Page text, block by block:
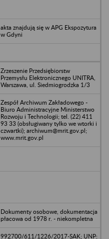
akta znajdują się w APG Ekspozytura
w Gdyni
Zrzeszenie Przedsiębiorstw
Przemysłu Elektronicznego UNITRA,
Warszawa, ul. Siedmiogrodzka 1/3
Zespół Archiwum Zakładowego -
Biuro Administracyjne Ministerstwo
Rozwoju i Technologii; tel. (22) 411
93 33 (obsługiwany tylko we wtorki i
czwartki); archiwum@mrit.gov.pl;
www.mrit.gov.pl
Dokumenty osobowe, dokumentacja
płacowa od 1978 r. - niekompletna
992700/611/1226/2017-SAK; UNP: